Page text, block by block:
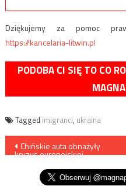
Dziękujemy za pomoc
https://kancelaria-litwin.pl
PODOBA CI SIĘ TO CO
Tagged imigranci, ukraina
Nawigacja
wpisu
Chińskie auta obnażyły
kryzys europejskiej